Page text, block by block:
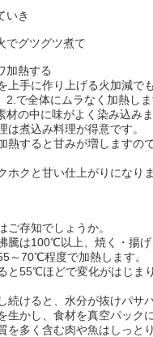
いき
でグツグツ煮て
加熱する
上手に作り上げる火加減で
で全体にムラなく加熱しま
の中に味がよく染み込みま
は煮込み料理が得意です。
熱すると甘みが増します
ホクと甘い仕上がりになりま
ご存知でしょうか。
騰は100℃以上、焼く・揚
～70℃程度で加熱します。
と55℃ほどで変化がはじま
続けると、水分が抜けパサ
生かし、食材を真空パック
を多く含む肉や魚はしっと